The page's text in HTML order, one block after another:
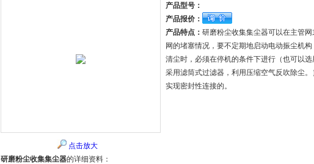
点击放大
产品型号：
产品报价：
产品特点： 研磨粉尘收集集尘器可以在主管
网的堵塞情况，要不定期地启动电动振尘机
清尘时，必须在停机的条件下进行（也可以
采用滤筒式过滤器，利用压缩空气反吹除尘
实现密封性连接的。
研磨粉尘收集集尘器的详细资料：